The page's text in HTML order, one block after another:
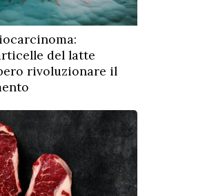
del latte
rivoluzionare il